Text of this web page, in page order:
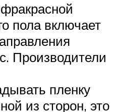
пола включает
Производители
пленку
из сторон, это